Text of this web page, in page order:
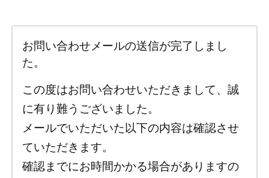
お問い合わせメールの送信が完了しまし
た。
この度はお問い合わせいただきまして、誠
に有り難うございました。
メールでいただいた以下の内容は確認させ
ていただきます。
確認までにお時間かかる場合がありますの